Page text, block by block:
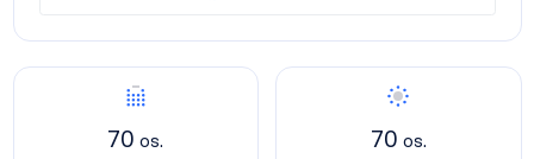
70os. 70 os.